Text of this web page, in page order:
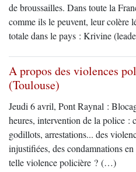
de broussailles. Dans toute la
comme ils le peuvent, leur colère
totale dans le pays : Krivine
A propos des violences
(Toulouse)
Jeudi 6 avril, Pont Raynal :
heures, intervention de la police :
godillots, arrestations... des
injustifiées, des condamnations
telle violence policière ? (…)